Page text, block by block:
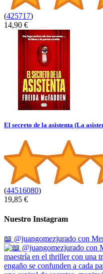
(425717)
14,90 €
El secreto de la asistenta (La
(44516080)
19,85 €
Nuestro Instagram
📖 @juangomezjurado con